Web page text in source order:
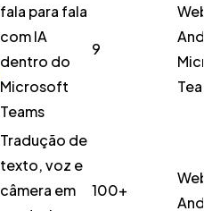
fala para fala
com IA
dentro do
Microsoft
Teams
9
Tradução de
texto, voz e
câmera em
100+